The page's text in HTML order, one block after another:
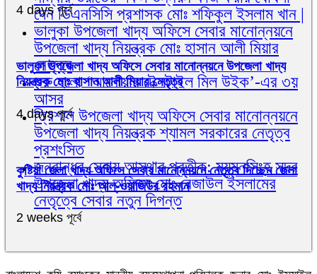
দেন ডিএনসিসি প্রশাসক মোঃ শফিকুল ইসলাম খান |
ভালুকা উপজেলা খাদ্য অফিসে সেবার মানোন্নয়নে
উপজেলা খাদ্য নিয়ন্ত্রক মোঃ হাসান আলী মিয়ার
নেতৃত্ব
শুরু হলো ‘আনোয়ার টেক্সটাইল মিল উইক’-এর ৩য়
আসর
ত্রিশাল উপজেলা খাদ্য অফিসে সেবার মানোন্নয়নে
উপজেলা খাদ্য নিয়ন্ত্রক শ্যামল সরকারের নেতৃত্ব
প্রশংসিত
জনবান্ধব সেবায় আস্থার প্রতীক: ময়মনসিংহ সদর
উপজেলা খাদ্য অফিসে মোঃ রেজাউল ইসলামের
নেতৃত্বে সেবার নতুন দিগন্ত
4 days পূর্বে
ভালুকা উপজেলা খাদ্য অফিসে সেবার মানোন্নয়নে উপজেলা খাদ্য
নিয়ন্ত্রক মোঃ হাসান আলী মিয়ার নেতৃত্ব
4 days পূর্বে
কুষ্টিয়া জেলা খাদ্য অফিসে সেবার মানোন্নয়নে নেতৃত্ব দিচ্ছেন জেলা
খাদ্য নিয়ন্ত্রক মোঃ আল্-ওয়াজিউর রহমান
2 weeks পূর্বে